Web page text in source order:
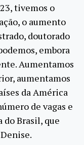
tivemos o
o aumento
doutorado
embora
Aumentamos
aumentamos
da América
de vagas e
do Brasil, que